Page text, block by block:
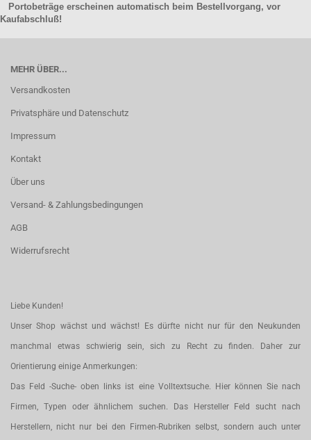
Portobeträge erscheinen automatisch beim Bestellvorgang, vor
Kaufabschluß!
MEHR ÜBER...
Versandkosten
Privatsphäre und Datenschutz
Impressum
Kontakt
Über uns
Versand- & Zahlungsbedingungen
AGB
Widerrufsrecht
Liebe Kunden!
Unser Shop wächst und wächst! Es dürfte nicht nur für den Neukunden
manchmal etwas schwierig sein, sich zu Recht zu finden. Daher zur
Orientierung einige Anmerkungen:
Das Feld -Suche- oben links ist eine Volltextsuche. Hier können Sie nach
Firmen, Typen oder ähnlichem suchen. Das Hersteller Feld sucht nach
Herstellern, nicht nur bei den Firmen-Rubriken selbst, sondern auch unter